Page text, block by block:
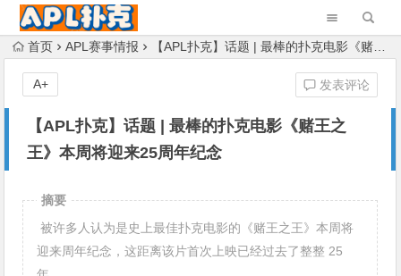
首页 APL赛事情报 【APL扑克】话题 | 最棒的扑克电影《赌王之王》本周将迎来25周年纪念
【APL扑克】话题 | 最棒的扑克电影《赌王之
王》本周将迎来25周年纪念
发表评论
A+
摘要
被许多人认为是史上最佳扑克电影的《赌王之王》本周将
迎来周年纪念，这距离该片首次上映已经过去了整整 25